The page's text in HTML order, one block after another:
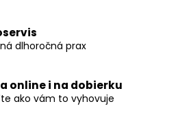
dlhoročná prax
online i na dobierku
ako vám to vyhovuje